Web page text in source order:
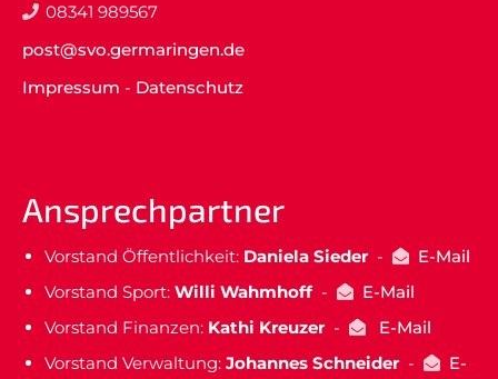
08341 989567
post@svo.germaringen.de
Impressum - Datenschutz
Ansprechpartner
Vorstand Öffentlichkeit: Daniela Sieder-
E-Mail
Vorstand Sport: Willi Wahmhoff-
E-Mail
Vorstand Finanzen: Kathi Kreuzer-
E-Mail
Vorstand Verwaltung: Johannes Schneider -
E-